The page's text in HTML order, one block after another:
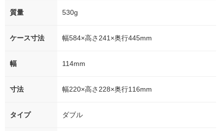
質量 530g
ケース寸法 幅584×高さ241×奥行445mm
幅 114mm
寸法 幅220×高さ228×奥行116mm
タイプ ダブル